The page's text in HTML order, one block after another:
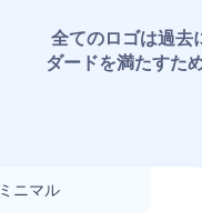
全てのロゴは過去
ダードを満たすた
ミニマル